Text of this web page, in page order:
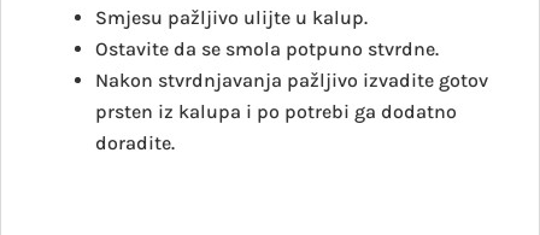
Smjesu pažljivo ulijte u kalup.
Ostavite da se smola potpuno stvrdne.
Nakon stvrdnjavanja pažljivo izvadite gotov
prsten iz kalupa i po potrebi ga dodatno
doradite.